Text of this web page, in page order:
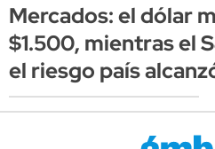
Mercados: el dólar
$1.500, mientras el
el riesgo país